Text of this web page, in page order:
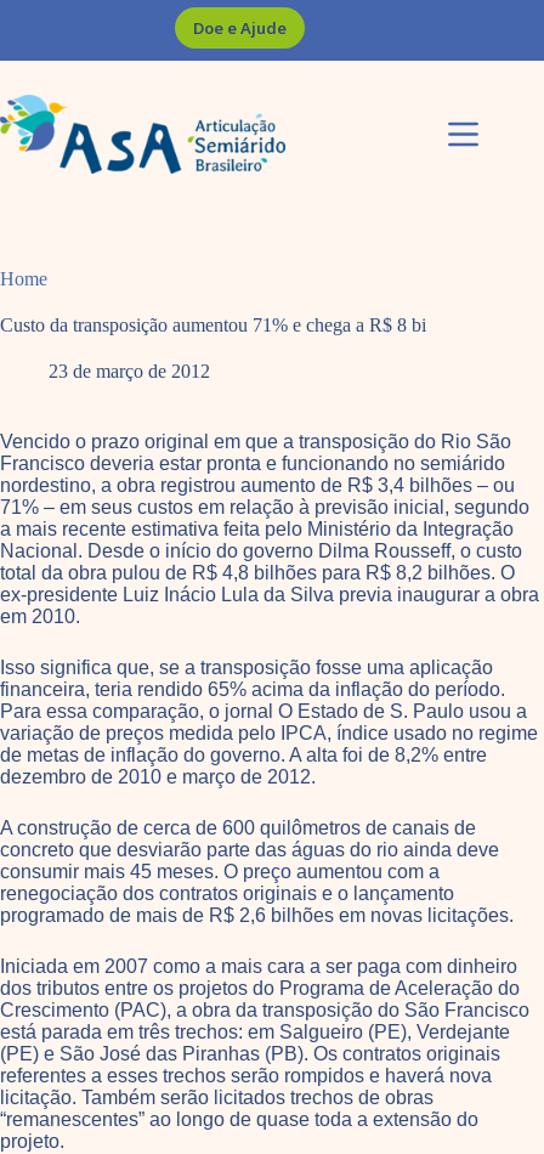
Doe e Ajude
Home
Custo da transposição aumentou 71% e chega a R$ 8 bi
23 de março de 2012
Vencido o prazo original em que a transposição do Rio São
Francisco deveria estar pronta e funcionando no semiárido
nordestino, a obra registrou aumento de R$ 3,4 bilhões – ou
71% – em seus custos em relação à previsão inicial, segundo
a mais recente estimativa feita pelo Ministério da Integração
Nacional. Desde o início do governo Dilma Rousseff, o custo
total da obra pulou de R$ 4,8 bilhões para R$ 8,2 bilhões. O
ex-presidente Luiz Inácio Lula da Silva previa inaugurar a obra
em 2010.
Isso significa que, se a transposição fosse uma aplicação
financeira, teria rendido 65% acima da inflação do período.
Para essa comparação, o jornal O Estado de S. Paulo usou a
variação de preços medida pelo IPCA, índice usado no regime
de metas de inflação do governo. A alta foi de 8,2% entre
dezembro de 2010 e março de 2012.
A construção de cerca de 600 quilômetros de canais de
concreto que desviarão parte das águas do rio ainda deve
consumir mais 45 meses. O preço aumentou com a
renegociação dos contratos originais e o lançamento
programado de mais de R$ 2,6 bilhões em novas licitações.
Iniciada em 2007 como a mais cara a ser paga com dinheiro
dos tributos entre os projetos do Programa de Aceleração do
Crescimento (PAC), a obra da transposição do São Francisco
está parada em três trechos: em Salgueiro (PE), Verdejante
(PE) e São José das Piranhas (PB). Os contratos originais
referentes a esses trechos serão rompidos e haverá nova
licitação. Também serão licitados trechos de obras
“remanescentes” ao longo de quase toda a extensão do
projeto.